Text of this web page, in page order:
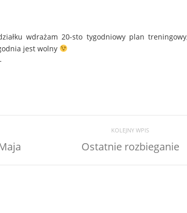
wdrażam 20-sto tygodniowy plan
jest wolny
KOLEJNY WPIS
Ostatnie rozbieganie